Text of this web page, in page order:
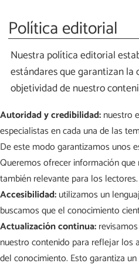
Política editorial
Nuestra política editorial
estándares que garantizan la
objetividad de nuestro
Autoridad y credibilidad:nuestro
especialistas en cada una de las
De este modo garantizamos unos
Queremos ofrecer información que
también relevante para los lectores.
Accesibilidad:utilizamos un
buscamos que el conocimiento
Actualización continua:
nuestro contenido para reflejar los
del conocimiento. Esto garantiza